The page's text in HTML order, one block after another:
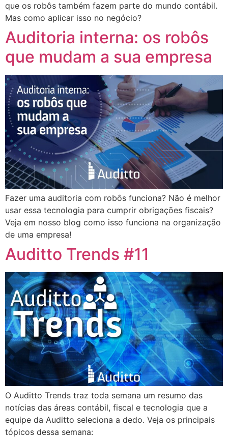
que os robôs também fazem parte do mundo contábil.
Mas como aplicar isso no negócio?
Auditoria interna: os robôs
que mudam a sua empresa
Fazer uma auditoria com robôs funciona? Não é melhor
usar essa tecnologia para cumprir obrigações fiscais?
Veja em nosso blog como isso funciona na organização
de uma empresa!
Auditto Trends #11
O Auditto Trends traz toda semana um resumo das
notícias das áreas contábil, fiscal e tecnologia que a
equipe da Auditto seleciona a dedo. Veja os principais
tópicos dessa semana: